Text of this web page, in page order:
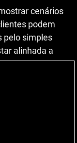
cenários
podem
pelo simples
alinhada a